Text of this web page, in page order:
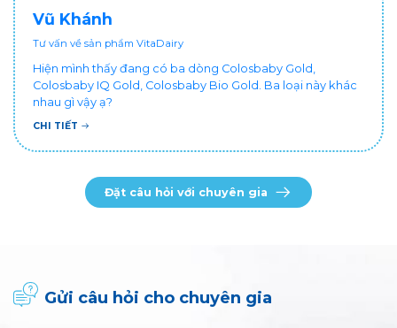
Vũ Khánh
Tư vấn về sản phẩm VitaDairy
Hiện mình thấy đang có ba dòng Colosbaby Gold,
Colosbaby IQ Gold, Colosbaby Bio Gold. Ba loại này khác
nhau gì vậy ạ?
CHI TIẾT
Đặt câu hỏi với chuyên gia
Gửi câu hỏi cho chuyên gia